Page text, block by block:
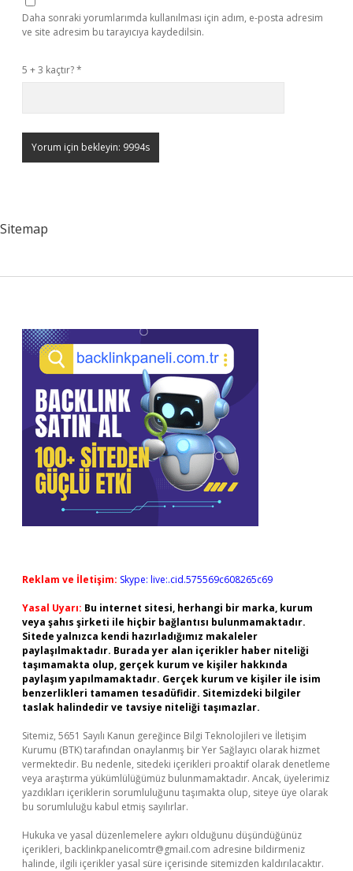
Daha sonraki yorumlarımda kullanılması için adım, e-posta adresim
ve site adresim bu tarayıcıya kaydedilsin.
5 + 3 kaçtır?*
Sitemap
Sidebar
Reklam ve İletişim: Skype: live:.cid.575569c608265c69
Yasal Uyarı: Bu internet sitesi, herhangi bir marka, kurum
veya şahıs şirketi ile hiçbir bağlantısı bulunmamaktadır.
Sitede yalnızca kendi hazırladığımız makaleler
paylaşılmaktadır. Burada yer alan içerikler haber niteliği
taşımamakta olup, gerçek kurum ve kişiler hakkında
paylaşım yapılmamaktadır. Gerçek kurum ve kişiler ile isim
benzerlikleri tamamen tesadüfidir. Sitemizdeki bilgiler
taslak halindedir ve tavsiye niteliği taşımazlar.
Sitemiz, 5651 Sayılı Kanun gereğince Bilgi Teknolojileri ve İletişim
Kurumu (BTK) tarafından onaylanmış bir Yer Sağlayıcı olarak hizmet
vermektedir. Bu nedenle, sitedeki içerikleri proaktif olarak denetleme
veya araştırma yükümlülüğümüz bulunmamaktadır. Ancak, üyelerimiz
yazdıkları içeriklerin sorumluluğunu taşımakta olup, siteye üye olarak
bu sorumluluğu kabul etmiş sayılırlar.
Hukuka ve yasal düzenlemelere aykırı olduğunu düşündüğünüz
içerikleri, backlinkpanelicomtr@gmail.com adresine bildirmeniz
halinde, ilgili içerikler yasal süre içerisinde sitemizden kaldırılacaktır.